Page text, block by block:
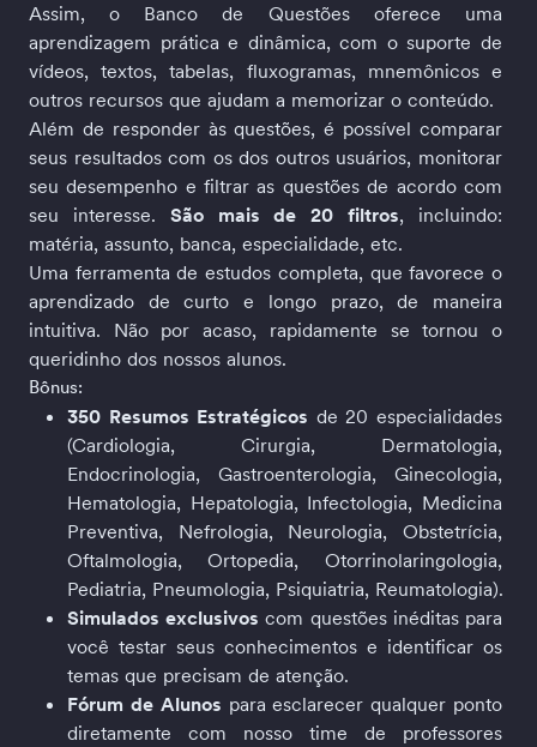
Assim, o Banco de Questões oferece uma
aprendizagem prática e dinâmica, com o suporte de
vídeos, textos, tabelas, fluxogramas, mnemônicos e
outros recursos que ajudam a memorizar o conteúdo.
Além de responder às questões, é possível comparar
seus resultados com os dos outros usuários, monitorar
seu desempenho e filtrar as questões de acordo com
seu interesse. São mais de 20 filtros, incluindo:
matéria, assunto, banca, especialidade, etc.
Uma ferramenta de estudos completa, que favorece o
aprendizado de curto e longo prazo, de maneira
intuitiva. Não por acaso, rapidamente se tornou o
queridinho dos nossos alunos.
Bônus:
350 Resumos Estratégicos de 20 especialidades
(Cardiologia, Cirurgia, Dermatologia,
Endocrinologia, Gastroenterologia, Ginecologia,
Hematologia, Hepatologia, Infectologia, Medicina
Preventiva, Nefrologia, Neurologia, Obstetrícia,
Oftalmologia, Ortopedia, Otorrinolaringologia,
Pediatria, Pneumologia, Psiquiatria, Reumatologia).
Simulados exclusivos com questões inéditas para
você testar seus conhecimentos e identificar os
temas que precisam de atenção.
Fórum de Alunos para esclarecer qualquer ponto
diretamente com nosso time de professores